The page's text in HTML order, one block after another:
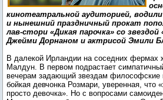
кинотеатральной аудиторией,
и нынешний праздничный прокат
лав-стори «Дикая парочка» со
Джейми Дорнаном и актрисой Эмили
В далекой Ирландии на соседних фермах
Малдун. В первом подрастает
вечерам задающий звездам
бойкая девчонка Розмари, уверенная, что
просто девочка». Но с вопросами